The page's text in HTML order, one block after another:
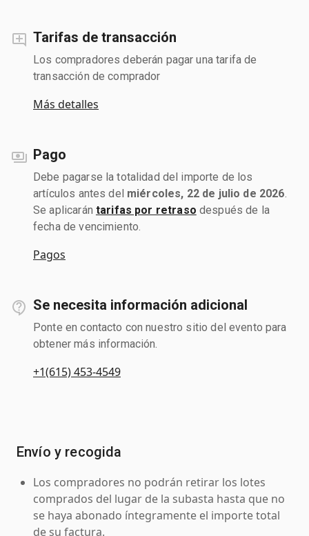
Tarifas de transacción
Los compradores deberán pagar una tarifa de
transacción de comprador
Más detalles
Pago
Debe pagarse la totalidad del importe de los
artículos antes del miércoles, 22 de julio de 2026
Se aplicarán tarifas por retraso después de la
fecha de vencimiento.
Pagos
Se necesita información adicional
Ponte en contacto con nuestro sitio del evento para
obtener más información.
+1(615) 453-4549
Envío y recogida
Los compradores no podrán retirar los lotes
comprados del lugar de la subasta hasta que no
se haya abonado íntegramente el importe total
de su factura.